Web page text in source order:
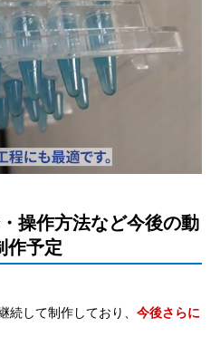
操作方法など今後の動
作予定
続して制作しており、 今後さらに